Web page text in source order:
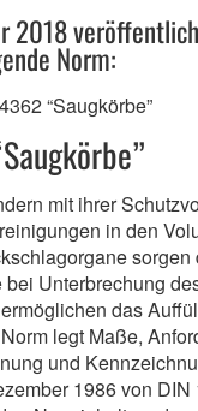
2018
Norm:
“Saugkörbe”
mit ihrer
in den
sorgen
Unterbrechung
das
legt Maße,
und
1986 von